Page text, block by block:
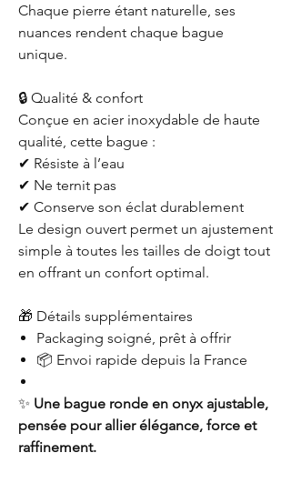
Chaque pierre étant naturelle, ses
nuances rendent chaque bague
unique.
🔒 Qualité & confort
Conçue en acier inoxydable de haute
qualité, cette bague :
✔ Résiste à l’eau
✔ Ne ternit pas
✔ Conserve son éclat durablement
Le design ouvert permet un ajustement
simple à toutes les tailles de doigt tout
en offrant un confort optimal.
🎁 Détails supplémentaires
Packaging soigné, prêt à offrir
📦 Envoi rapide depuis la France
✨ Une bague ronde en onyx ajustable,
pensée pour allier élégance, force et
raffinement.